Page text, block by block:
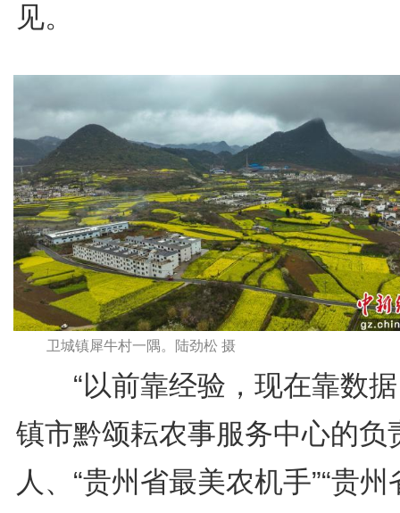
见。
卫城镇犀牛村一隅。陆劲松 摄
“以前靠经验，现在靠数据
镇市黔颂耘农事服务中心的负
人、“贵州省最美农机手”“贵州